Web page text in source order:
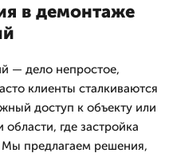
в демонтаже
— дело непростое,
клиенты сталкиваются
доступ к объекту или
где застройка
предлагаем решения,